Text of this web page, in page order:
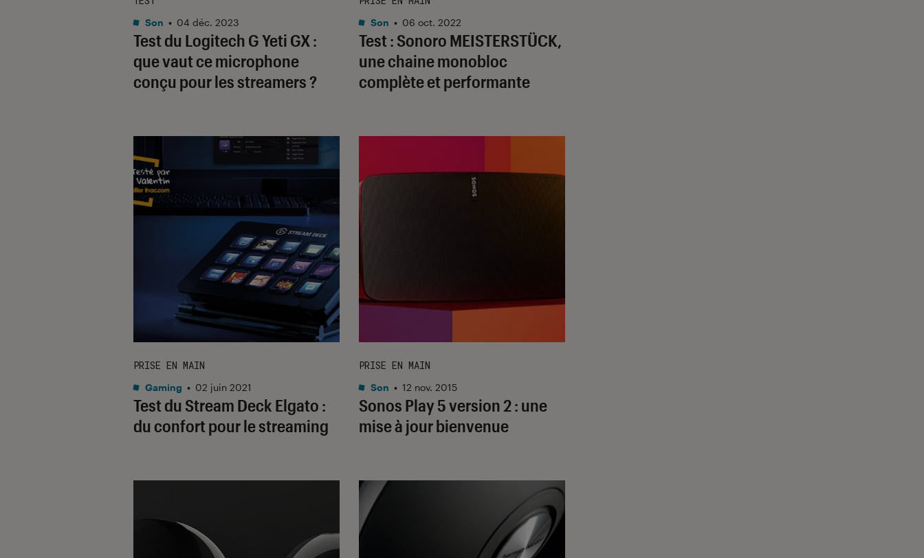
Test du Logitech G Yeti GX :
que vaut ce microphone
conçu pour les streamers ?
Son • 04 déc. 2023
Test : Sonoro MEISTERSTÜCK,
une chaine monobloc
complète et performante
Son • 06 oct. 2022
Test du Stream Deck Elgato :
du confort pour le streaming
PRISE EN MAIN
Gaming • 02 juin 2021
Sonos Play 5 version 2 : une
mise à jour bienvenue
PRISE EN MAIN
Son • 12 nov. 2015